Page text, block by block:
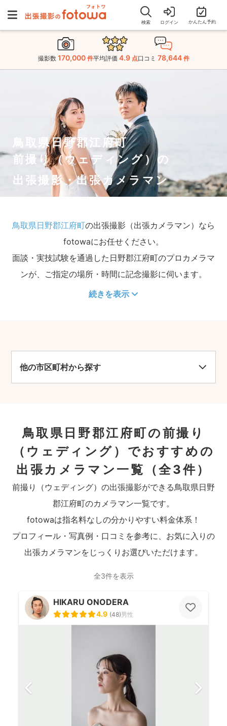
検索 ログイン かんたん予約
撮影数 170,000 件平均評価 4.9 点口コミ 78,644 件
鳥取県日野郡江府町
前撮り（ウェディング）の
出張撮影・出張カメラマン
鳥取県日野郡江府町の出張撮影（出張カメラマン）なら
fotowaにお任せください。
面談・実技試験を通過した日野郡江府町のプロカメラマ
ンが、ご指定の場所・時間に記念撮影に伺います。
続きを表示
他の市区町村から探す
鳥取県日野郡江府町の前撮り
（ウェディング）でおすすめの
出張カメラマン一覧
（全3件）
前撮り（ウェディング）の出張撮影ができる鳥取県日野
郡江府町のカメラマン一覧です。
fotowaは指名料なしの分かりやすい料金体系！
プロフィール・写真例・口コミを参考に、お気に入りの
出張カメラマンをじっくりお選びいただけます。
全3件を表示
HIKARU ONODERA
4.9 (48)男性